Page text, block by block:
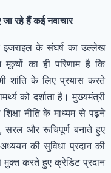
जा रहे हैं कई नवाचार
के संघर्ष का उल्लेख
का ही परिणाम है कि
भी शांति के लिए प्रयास करते
को दर्शाता है। मुख्यमंत्री
नीति के माध्यम से पढ़ने
और रूचिपूर्ण बनाते हुए
अध्ययन की सुविधा प्रदान की
करते हुए क्रेडिट प्रदान